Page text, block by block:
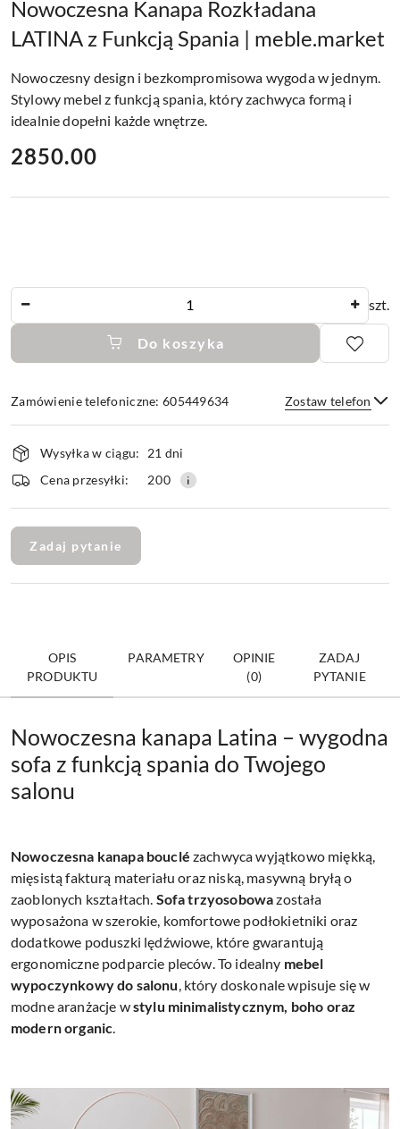
Nowoczesna Kanapa Rozkładana
LATINA z Funkcją Spania | meble.market
Nowoczesny design i bezkompromisowa wygoda w jednym.
Stylowy mebel z funkcją spania, który zachwyca formą i
idealnie dopełni każde wnętrze.
cena:
2850.00
szt.
Do koszyka
Zamówienie telefoniczne: 605449634 Zostaw telefon
Wyślij
i
dostawa
Wysyłka w ciągu:
21 dni
Cena przesyłki:
200
Zadaj pytanie
OPIS
PRODUKTU
PARAMETRY
OPINIE
(0)
ZADAJ
PYTANIE
Nowoczesna kanapa Latina – wygodna
sofa z funkcją spania do Twojego
salonu
Nowoczesna kanapa bouclé zachwyca wyjątkowo miękką,
mięsistą fakturą materiału oraz niską, masywną bryłą o
zaoblonych kształtach. Sofa trzyosobowazostała
wyposażona w szerokie, komfortowe podłokietniki oraz
dodatkowe poduszki lędźwiowe, które gwarantują
ergonomiczne podparcie pleców. To idealny mebel
wypoczynkowy do salonu , który doskonale wpisuje się w
modne aranżacje wstylu minimalistycznym, boho oraz
modern organic